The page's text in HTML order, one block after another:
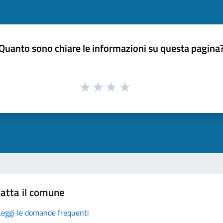
sono chiare le informazioni su questa
il comune
le domande frequenti